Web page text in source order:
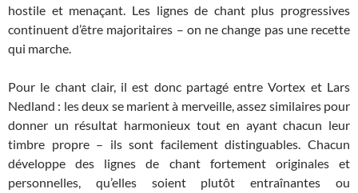
hostile et menaçant. Les lignes de chant plus progressives
continuent d’être majoritaires – on ne change pas une recette
qui marche.
Pour le chant clair, il est donc partagé entre Vortex et Lars
Nedland : les deux se marient à merveille, assez similaires pour
donner un résultat harmonieux tout en ayant chacun leur
timbre propre – ils sont facilement distinguables. Chacun
développe des lignes de chant fortement originales et
personnelles, qu’elles soient plutôt entraînantes ou